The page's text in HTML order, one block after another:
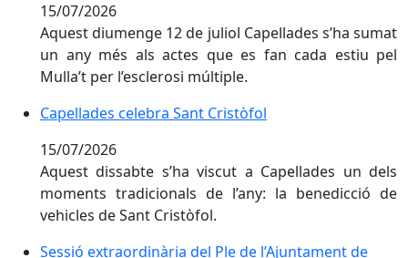
15/07/2026
Aquest diumenge 12 de juliol Capellades s’ha sumat
un any més als actes que es fan cada estiu pel
Mulla’t per l’esclerosi múltiple.
Capellades celebra Sant Cristòfol
Capellades celebra Sant Cristòfol
15/07/2026
Aquest dissabte s’ha viscut a Capellades un dels
moments tradicionals de l’any: la benedicció de
vehicles de Sant Cristòfol.
Sessió extraordinària del Ple de l’Ajuntament de
Sessió extraordinària del Ple de l’Ajuntament de